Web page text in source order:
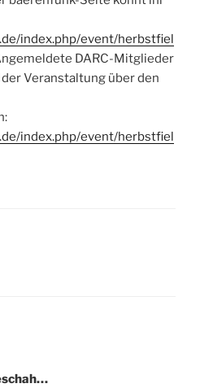
index.php/event/herbstfiel
DARC-Mitglieder
Veranstaltung über den
index.php/event/herbstfiel